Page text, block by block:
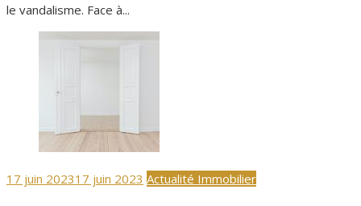
le vandalisme. Face à...
Publié
17 juin 202317 juin 2023 Actualité Immobilier